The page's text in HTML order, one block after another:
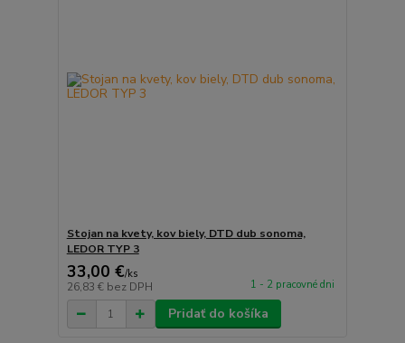
Stojan na kvety, kov biely, DTD dub sonoma,
LEDOR TYP 3
33,00 €/ks
26,83 € bez DPH 1 - 2 pracovné dni
Pridať do košíka